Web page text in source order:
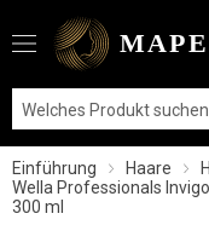
Einführung Haare
Wella Professionals
300 ml